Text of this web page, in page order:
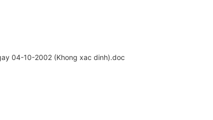
04-10-2002 (Khong xac dinh).doc